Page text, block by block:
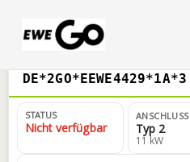
DE*2GO*EEWE4429*1A*3
STATUS
Nicht verfügbar
ANSCHLUSS
Typ 2
11 kW